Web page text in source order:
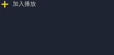
加入播放